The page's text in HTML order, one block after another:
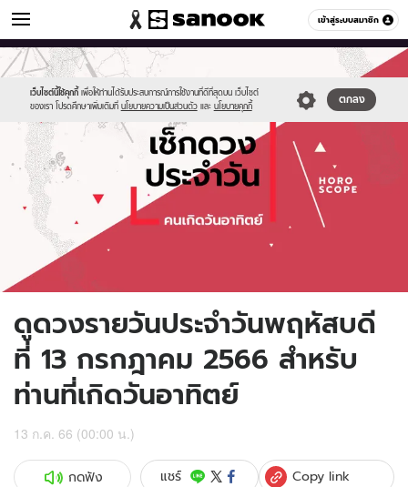
เข้าสู่ระบบสมาชิก
ดูดวง หมวดอื่นๆ
เว็บไซต์นี้ใช้คุกกี้ เพื่อให้ท่านได้รับประสบการณ์การใช้งานที่ดีที่สุดบน เว็บไซต์
ของเรา โปรดศึกษาเพิ่มเติมที่ นโยบายความเป็นส่วนตัว และ นโยบายคุกกี้
ตกลง
Sanook
//s.isanook.com/sr/0/images/logo-
new-
sanook.png
600
60
//s.isanook.com/ho/0/ud/fxd/day/daily-
horoscope-
sunday.jpg
ดูดวงรายวันประจำวันพฤหัสบดี
ที่ 13 กรกฎาคม 2566 สำหรับ
ท่านที่เกิดวันอาทิตย์
13 ก.ค. 66 (00:00 น.)
กดฟัง แชร์ Copy link